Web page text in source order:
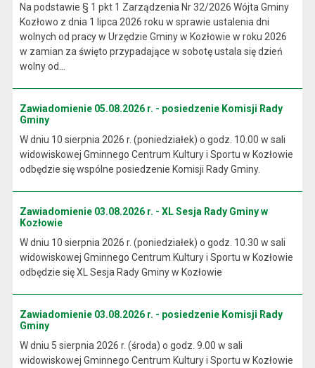
Na podstawie § 1 pkt 1 Zarządzenia Nr 32/2026 Wójta Gminy
Kozłowo z dnia 1 lipca 2026 roku w sprawie ustalenia dni
wolnych od pracy w Urzędzie Gminy w Kozłowie w roku 2026
w zamian za święto przypadające w sobotę ustala się dzień
wolny od...
Zawiadomienie 05.08.2026 r. - posiedzenie Komisji Rady
Gminy
W dniu 10 sierpnia 2026 r. (poniedziałek) o godz. 10.00 w sali
widowiskowej Gminnego Centrum Kultury i Sportu w Kozłowie
odbędzie się wspólne posiedzenie Komisji Rady Gminy.
Zawiadomienie 03.08.2026 r. - XL Sesja Rady Gminy w
Kozłowie
W dniu 10 sierpnia 2026 r. (poniedziałek) o godz. 10.30 w sali
widowiskowej Gminnego Centrum Kultury i Sportu w Kozłowie
odbędzie się XL Sesja Rady Gminy w Kozłowie
Zawiadomienie 03.08.2026 r. - posiedzenie Komisji Rady
Gminy
W dniu 5 sierpnia 2026 r. (środa) o godz. 9.00 w sali
widowiskowej Gminnego Centrum Kultury i Sportu w Kozłowie